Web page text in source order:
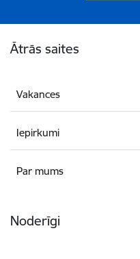
Ātrās saites
Vakances
Iepirkumi
Par mums
Noderīgi